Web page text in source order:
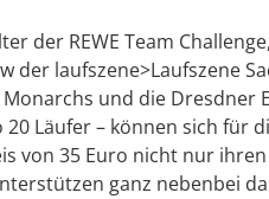
der REWE Team
der laufszene>Laufszene
und die Dresdner
20 Läufer – können sich für
von 35 Euro nicht nur
ganz nebenbei